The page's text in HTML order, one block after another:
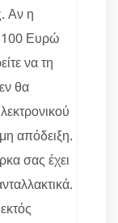
Αν η
100 Ευρώ
να τη
θα
απόδειξη.
σας έχει